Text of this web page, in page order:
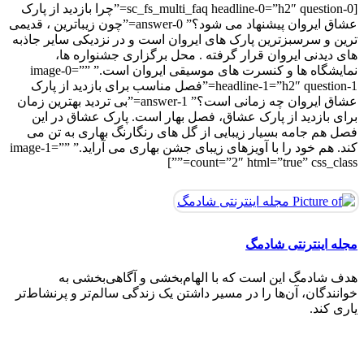
[sc_fs_multi_faq headline-0=”h2″ question-0=”چرا بازدید از پارک
عشاق ایروان پیشنهاد می شود؟” answer-0=”چون زیباترین ، قدیمی
ترین و سرسبزترین پارک های ایروان است و در نزدیکی سایر جاذبه
های دیدنی ایروان قرار گرفته . محل برگزاری جشنواره ها،
نمایشگاه ها و کنسرت های موسیقی ایروان است.” image-0=””
headline-1=”h2″ question-1=”فصل مناسب برای بازدید از پارک
عشاق ایروان چه زمانی است؟” answer-1=”بی تردید بهترین زمان
برای بازدید از پارک عشاق، فصل بهار است. پارک عشاق در این
فصل هم جامه بسیار زیبایی از گل های رنگارنگ بهاری به تن می
کند. هم خود را با آویزهای زیبای جشن بهاری می آراید.” image-1=””
count=”2″ html=”true” css_class=””]
مجله اینترنتی شادمگ
هدف شادمگ این است که با الهام‌بخشی و آگاهی‌بخشی به
خوانندگان، آن‌ها را در مسیر داشتن یک زندگی سالم‌تر و پرنشاط‌تر
یاری کند.
وقتی Swisse از زنان می‌خواهد دیگر دردهایشان را
پنهان نکنند
اصلی ترین عامل زوال عقل مشخص شد: کمبود
منیزیم در بدن !
ساخت کرم پودر با ارد گندم در ۵ دقیقه مناسب
انواع پوست‌ + روش تهیه
طرح ناخن شیک و باکلاس تابستانی دخترانه برای
روزمره
ماسک امگا 3 برای پوست ؛ مقوی ترین ماسک
خانگی
درمان کم پشتی ابرو با 6 ماده ی خانگی ساده